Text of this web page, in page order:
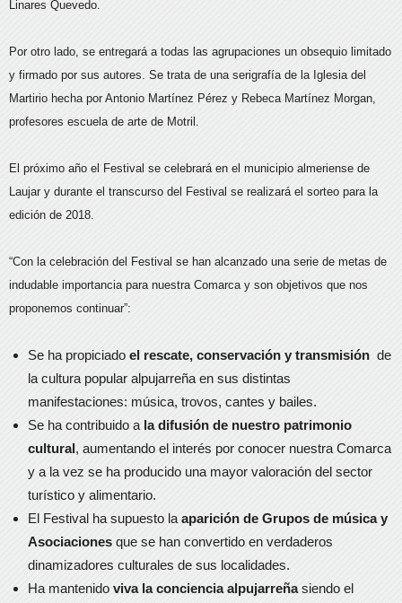
Linares Quevedo.
Por otro lado, se entregará a todas las agrupaciones un obsequio limitado
y firmado por sus autores. Se trata de una serigrafía de la Iglesia del
Martirio hecha por Antonio Martínez Pérez y Rebeca Martínez Morgan,
profesores escuela de arte de Motril.
El próximo año el Festival se celebrará en el municipio almeriense de
Laujar y durante el transcurso del Festival se realizará el sorteo para la
edición de 2018.
“Con la celebración del Festival se han alcanzado una serie de metas de
indudable importancia para nuestra Comarca y son objetivos que nos
proponemos continuar”:
Se ha propiciado el rescate, conservación y transmisión de
la cultura popular alpujarreña en sus distintas
manifestaciones: música, trovos, cantes y bailes.
Se ha contribuido a la difusión de nuestro patrimonio
cultural, aumentando el interés por conocer nuestra Comarca
y a la vez se ha producido una mayor valoración del sector
turístico y alimentario.
El Festival ha supuesto la aparición de Grupos de música y
Asociaciones que se han convertido en verdaderos
dinamizadores culturales de sus localidades.
Ha mantenido viva la conciencia alpujarreñasiendo el